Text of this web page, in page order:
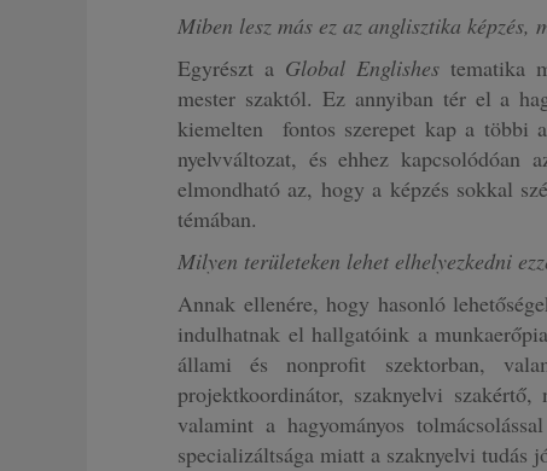
Miben lesz más ez az anglisztika
Egyrészt a Global Englishestematika
mester szaktól. Ez annyiban tér el a
kiemelten fontos szerepet kap a többi
nyelvváltozat, és ehhez
elmondható az, hogy a képzés sokkal
témában.
Milyen területeken lehet elhelyezkedni
Annak ellenére, hogy hasonló
indulhatnak el hallgatóink a
állami és nonprofit szektorban,
projektkoordinátor, szaknyelvi
valamint a hagyományos
specializáltsága miatt a szaknyelvi tudás